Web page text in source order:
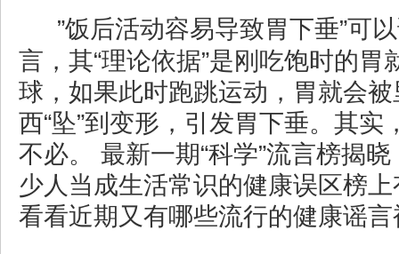
”饭后活动容易导致胃下垂”可
言，其“理论依据”是刚吃饱时的胃
球，如果此时跑跳运动，胃就会
西“坠”到变形，引发胃下垂。其实
不必。 最新一期“科学”流言榜揭
少人当成生活常识的健康误区榜
看看近期又有哪些流行的健康谣